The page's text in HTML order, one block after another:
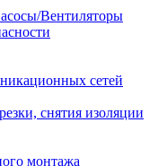
Вентиляторы
сетей
снятия изоляции
монтажа